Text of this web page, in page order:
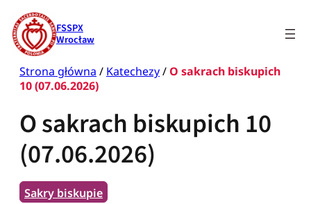
Przejdź
do
treści
FSSPX
Wrocław
Strona główna/Katechezy/O sakrach biskupich
10 (07.06.2026)
O sakrach biskupich 10
(07.06.2026)
Sakry biskupie